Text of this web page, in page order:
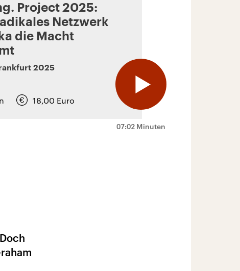
07:02 Minuten
Project 2025:
Netzwerk
die Macht
2025
18,00 Euro